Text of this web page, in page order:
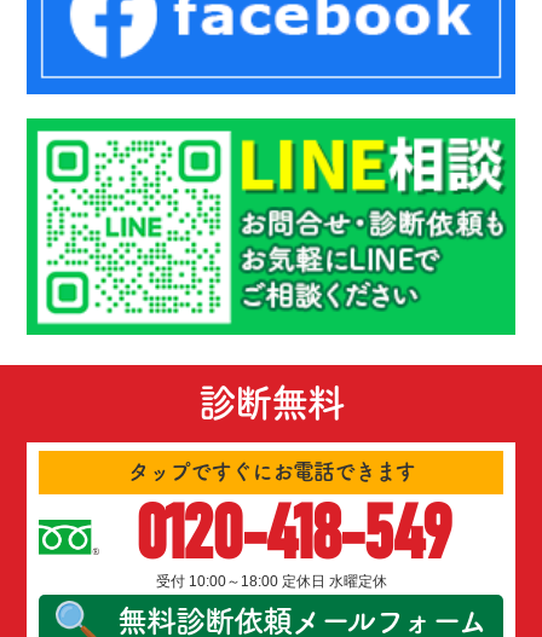
診断無料
タップですぐにお電話できます
0120-418-549
受付 10:00～18:00 定休日 水曜定休
無料診断依頼メールフォーム